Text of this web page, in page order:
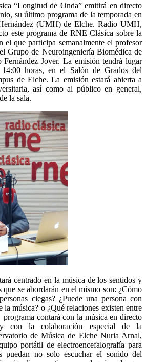
“Longitud de Onda” emitirá en directo
su último programa de la temporada en
(UMH) de Elche. Radio UMH,
este programa de RNE Clásica sobre la
el que participa semanalmente el profesor
Grupo de Neuroingeniería Biomédica de
Jover. La emisión tendrá lugar
horas, en el Salón de Grados del
de Elche. La emisión estará abierta a
así como al público en general,
la sala.
centrado en la música de los sentidos y
que se abordarán en el mismo son: ¿Cómo
ciegas? ¿Puede una persona con
la música? o ¿Qué relaciones existen entre
contará con la música en directo
con la colaboración especial de la
de Música de Elche Nuria Arnal,
portátil de electroencefalografía para
puedan no solo escuchar el sonido del